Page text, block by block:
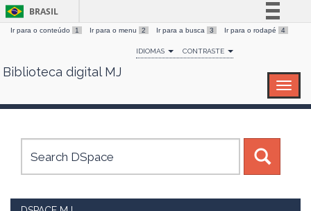
Skip
BRASIL
Simplifique!
Comunica BR
Canais
Ir para o conteúdo 1 Ir para o menu 2 Ir para a busca 3 Ir para o rodapé 4
IDIOMAS CONTRASTE
Biblioteca digital MJ